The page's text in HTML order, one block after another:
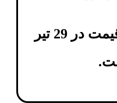
آخرین بروزرسانی قیمت در 29 تیر